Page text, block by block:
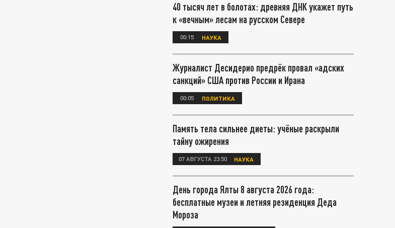
40 тысяч лет в болотах: древняя ДНК укажет путь
к «вечным» лесам на русском Севере
00:15 НАУКА
Журналист Десидерио предрёк провал «адских
санкций» США против России и Ирана
00:05 ПОЛИТИКА
Память тела сильнее диеты: учёные раскрыли
тайну ожирения
07 АВГУСТА 23:50 НАУКА
День города Ялты 8 августа 2026 года:
бесплатные музеи и летняя резиденция Деда
Мороза